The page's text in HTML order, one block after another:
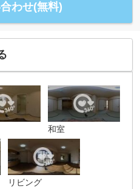
わせ(無料)
和室
リビング